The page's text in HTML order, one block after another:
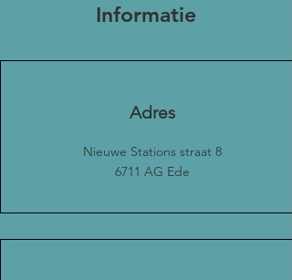
Informatie
Adres
Nieuwe Stations straat 8
6711 AG Ede